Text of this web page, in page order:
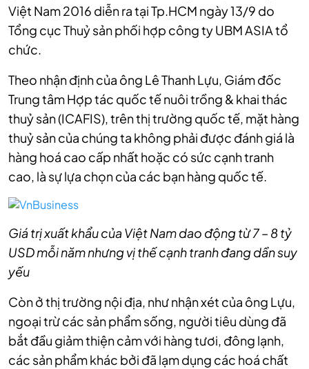
Việt Nam 2016 diễn ra tại Tp.HCM ngày 13/9 do
Tổng cục Thuỷ sản phối hợp công ty UBM ASIA tổ
chức.
Theo nhận định của ông Lê Thanh Lựu, Giám đốc
Trung tâm Hợp tác quốc tế nuôi trồng & khai thác
thuỷ sản (ICAFIS), trên thị trường quốc tế, mặt hàng
thuỷ sản của chúng ta không phải được đánh giá là
hàng hoá cao cấp nhất hoặc có sức cạnh tranh
cao, là sự lựa chọn của các bạn hàng quốc tế.
Giá trị xuất khẩu của Việt Nam dao động từ 7 – 8 tỷ
USD mỗi năm nhưng vị thế cạnh tranh đang dần suy
yếu
Còn ở thị trường nội địa, như nhận xét của ông Lựu,
ngoại trừ các sản phẩm sống, người tiêu dùng đã
bắt đầu giảm thiện cảm với hàng tươi, đông lạnh,
các sản phẩm khác bởi đã lạm dụng các hoá chất